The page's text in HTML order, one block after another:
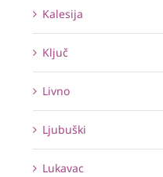
Kalesija
Ključ
Livno
Ljubuški
Lukavac